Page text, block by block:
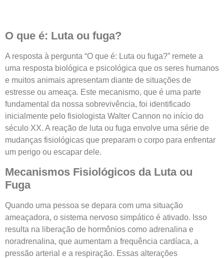
O que é: Luta ou fuga?
A resposta à pergunta “O que é: Luta ou fuga?” remete a
uma resposta biológica e psicológica que os seres humanos
e muitos animais apresentam diante de situações de
estresse ou ameaça. Este mecanismo, que é uma parte
fundamental da nossa sobrevivência, foi identificado
inicialmente pelo fisiologista Walter Cannon no início do
século XX. A reação de luta ou fuga envolve uma série de
mudanças fisiológicas que preparam o corpo para enfrentar
um perigo ou escapar dele.
Mecanismos Fisiológicos da Luta ou
Fuga
Quando uma pessoa se depara com uma situação
ameaçadora, o sistema nervoso simpático é ativado. Isso
resulta na liberação de hormônios como adrenalina e
noradrenalina, que aumentam a frequência cardíaca, a
pressão arterial e a respiração. Essas alterações